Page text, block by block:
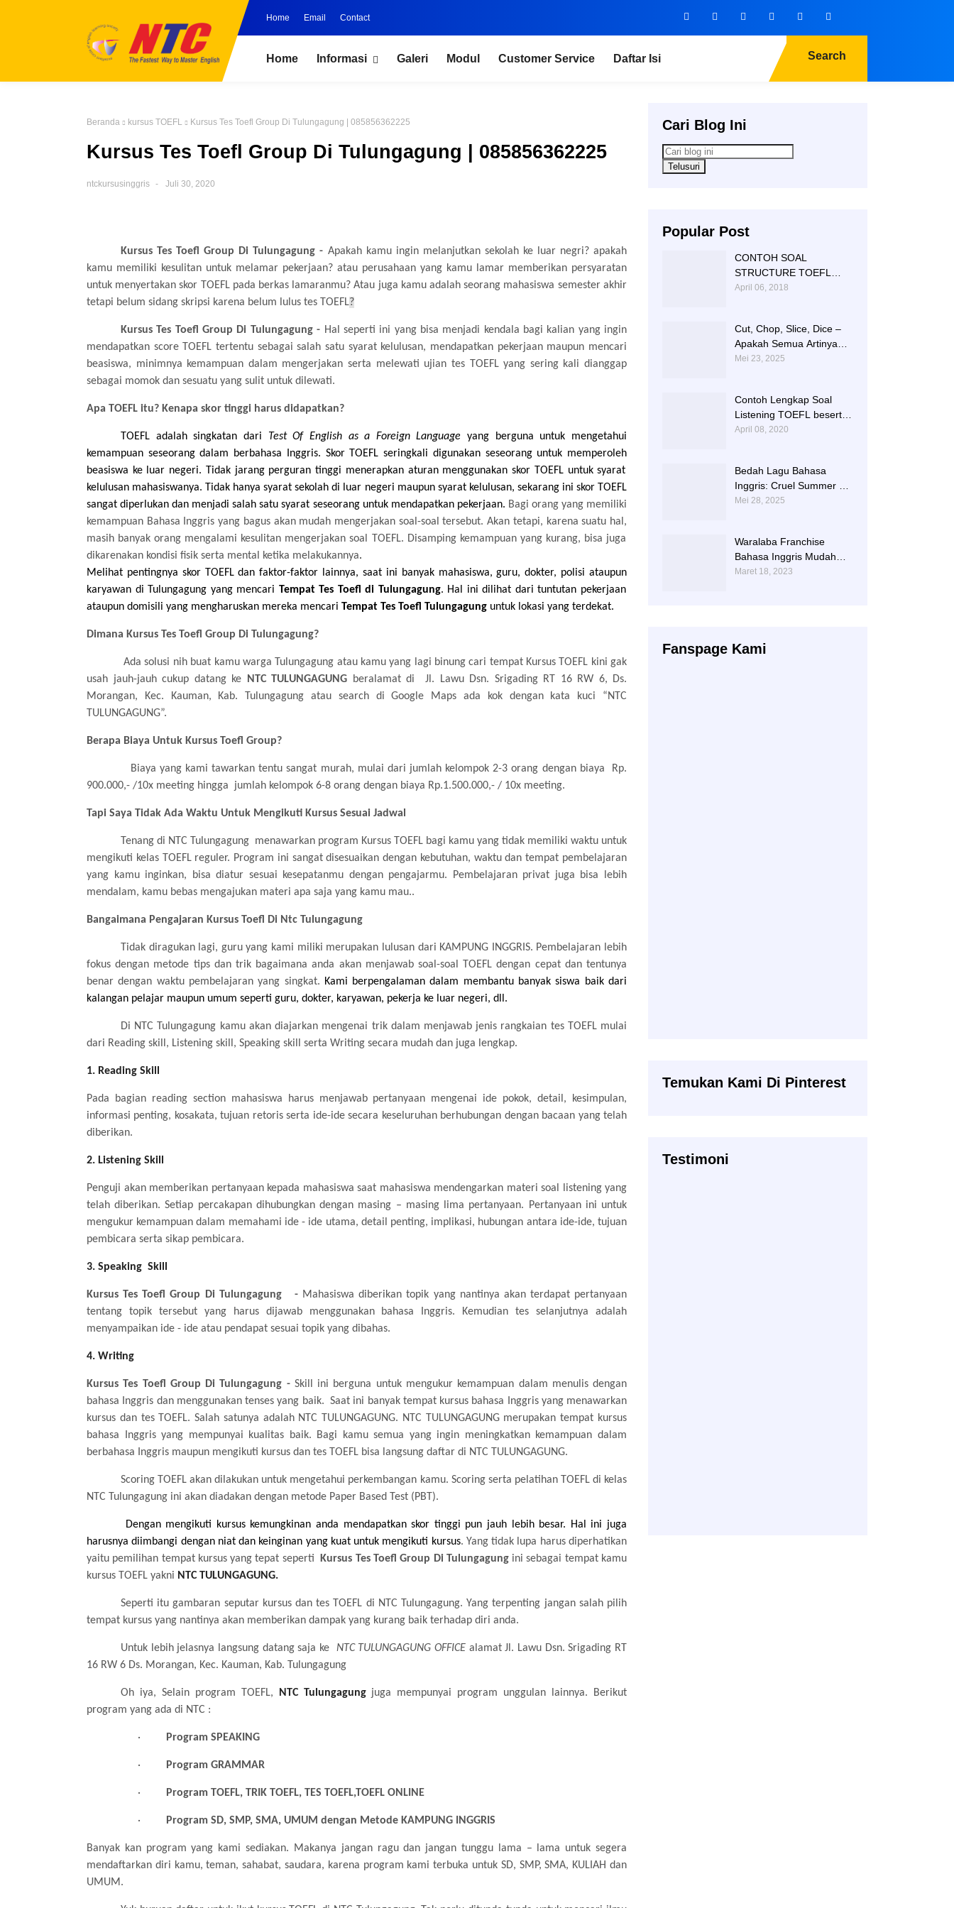
Home Email Contact
Home Informasi Galeri Modul Customer Service Daftar Isi Search
Beranda kursus TOEFL Kursus Tes Toefl Group Di Tulungagung | 085856362225
Kursus Tes Toefl Group Di Tulungagung | 085856362225
ntckursusinggris Juli 30, 2020
KursusTes Toefl Group Di Tulungagung - Apakah kamu ingin melanjutkan sekolah ke luar negri? apakah
kamu memiliki kesulitan untuk melamar pekerjaan? atau perusahaan yang kamu lamar memberikan persyaratan
untuk menyertakan skor TOEFL pada berkas lamaranmu?Atau juga kamu adalah seorang mahasiswa semester akhir
tetapi belum sidang skripsi karena belum lulus tes TOEFL?
KursusTes Toefl Group Di Tulungagung - Hal seperti ini yang bisa menjadi kendala bagi kalian yang ingin
mendapatkan score TOEFL tertentu sebagai salah satu syarat kelulusan, mendapatkan pekerjaan maupun mencari
beasiswa, minimnya kemampuan dalam mengerjakan serta melewati ujian tes TOEFL yang sering kali dianggap
sebagai momok dan sesuatu yang sulit untuk dilewati.
Apa TOEFL itu? Kenapa skor tinggi harus didapatkan?
TOEFL adalah singkatan dari Test Of English as a Foreign Language yang berguna untuk mengetahui
kemampuan seseorang dalam berbahasa Inggris. Skor TOEFL seringkali digunakan seseorang untuk memperoleh
beasiswa ke luar negeri. Tidakjarang perguran tinggi menerapkan aturan menggunakan skor TOEFL untuksyarat
kelulusan mahasiswanya. Tidak hanya syarat sekolah di luar negeri maupun syarat kelulusan, sekarangini skor TOEFL
sangat diperlukan dan menjadi salah satu syarat seseorang untuk mendapatkan pekerjaan. Bagi orang yang memiliki
kemampuan Bahasa Inggris yang bagus akan mudah mengerjakan soal-soal tersebut.Akan tetapi, karena suatu hal,
masih banyak orang mengalami kesulitan mengerjakan soal TOEFL. Disampingkemampuan yang kurang, bisa juga
dikarenakan kondisi fisik serta mental ketika melakukannya.
Melihat pentingnya skor TOEFL dan faktor-faktor lainnya, saat ini banyak mahasiswa,guru,dokter, polisiataupun
karyawan di Tulungagung yang mencari Tempat Tes Toefl di Tulungagung. Hal ini dilihat dari tuntutan pekerjaan
ataupun domisili yang mengharuskan mereka mencari Tempat Tes Toefl Tulungagung untuk lokasi yang terdekat.
Dimana Kursus Tes Toefl Group Di Tulungagung?
Ada solusi nih buat kamu warga Tulungagung atau kamu yang lagi binung cari tempat Kursus TOEFL kini gak
usah jauh-jauh cukup datang ke
NTC TULUNGAGUNG beralamat di
Jl. Lawu Dsn. Srigading RT 16 RW 6, Ds.
Morangan, Kec. Kauman, Kab. Tulungagung atau search di Google Maps ada kok dengan kata kuci “NTC
TULUNGAGUNG”.
Berapa Biaya Untuk Kursus Toefl Group?
Biaya yang kami tawarkan tentu sangat murah, mulai dari jumlah kelompok 2-3 orang dengan biaya
Rp.
900.000,- /10x meeting hingga
jumlah kelompok 6-8 orang dengan biaya Rp.1.500.000,- / 10x meeting.
Tapi Saya Tidak Ada Waktu Untuk Mengikuti Kursus Sesuai Jadwal
Tenang di NTC Tulungagung menawarkan program Kursus TOEFL bagi kamu yang tidak memiliki waktu untuk
mengikuti kelas TOEFL reguler. Program ini sangat disesuaikan dengan kebutuhan, waktu dan tempat pembelajaran
yang kamu inginkan, bisa diatur sesuai kesepatanmu dengan pengajarmu. Pembelajaran privat juga bisa lebih
mendalam, kamu bebas mengajukan materi apa saja yang kamu mau..
Bangaimana Pengajaran Kursus Toefl Di Ntc Tulungagung
Tidak diragukan lagi, guru yang kami miliki merupakan lulusan dari KAMPUNG INGGRIS. Pembelajaran lebih
fokus dengan metode tips dan trik bagaimana anda akan menjawab soal-soal TOEFL dengan cepat dan tentunya
benar dengan waktu pembelajaranyang singkat. Kami berpengalaman dalam membantu banyak siswa baik dari
kalangan pelajar maupun umum seperti guru, dokter, karyawan, pekerja ke luar negeri, dll.
Di NTC Tulungagung kamu akan diajarkan mengenai trik dalam menjawab jenis rangkaian tes TOEFL mulai
dari Reading skill, Listening skill, Speaking skill serta Writing secara mudah dan juga lengkap.
1. Reading Skill
Pada bagian reading section mahasiswa harus menjawab pertanyaan mengenai ide pokok, detail, kesimpulan,
informasi penting, kosakata, tujuan retoris serta ide-ide secara keseluruhan berhubungan dengan bacaan yang telah
diberikan.
2. Listening Skill
Penguji akan memberikan pertanyaan kepada mahasiswa saat mahasiswa mendengarkan materi soal listening yang
telah diberikan. Setiap percakapan dihubungkan dengan masing – masing lima pertanyaan. Pertanyaan ini untuk
mengukur kemampuan dalam memahami ide - ide utama, detail penting, implikasi, hubungan antara ide-ide, tujuan
pembicara serta sikap pembicara.
3. Speaking Skill
KursusTes Toefl Group Di Tulungagung - Mahasiswa diberikan topik yang nantinya akan terdapat pertanyaan
tentang topik tersebut yang harus dijawab menggunakan bahasa Inggris. Kemudian tes selanjutnya adalah
menyampaikan ide - ide atau pendapat sesuai topik yang dibahas.
4. Writing
KursusTes Toefl Group Di Tulungagung - Skill ini berguna untuk mengukur kemampuan dalam menulis dengan
bahasa Inggris dan menggunakan tenses yang baik. Saat ini banyak tempat kursus bahasa Inggris yang menawarkan
kursus dan tes TOEFL. Salah satunya adalah NTC TULUNGAGUNG. NTC TULUNGAGUNG merupakan tempat kursus
bahasa Inggris yang mempunyai kualitas baik. Bagi kamu semua yang ingin meningkatkan kemampuan dalam
berbahasa Inggris maupun mengikuti kursus dan tes TOEFL bisa langsung daftar di NTC TULUNGAGUNG.
Scoring TOEFL akan dilakukan untuk mengetahui perkembangan kamu. Scoring serta pelatihan TOEFL di kelas
NTC Tulungagung ini akan diadakan dengan metode Paper Based Test (PBT).
Dengan mengikuti kursus kemungkinan anda mendapatkan skor tinggi pun jauh lebih besar. Hal ini juga
harusnya diimbangi dengan niat dan keinginan yang kuat untuk mengikuti kursus. Yang tidak lupa harus diperhatikan
yaitu pemilihan tempat kursus yang tepat seperti
Kursus Tes Toefl Group Di Tulungagung ini sebagai tempat kamu
kursus TOEFL yakni NTC TULUNGAGUNG.
Seperti itu gambaran seputar kursus dan tes TOEFL di NTC Tulungagung. Yang terpenting jangan salah pilih
tempat kursus yang nantinya akan memberikan dampak yang kurang baik terhadap diri anda.
Untuk lebih jelasnya langsung datang saja ke NTC TULUNGAGUNG OFFICE alamat Jl. Lawu Dsn. Srigading RT
16 RW 6 Ds. Morangan, Kec. Kauman, Kab. Tulungagung
Oh iya, Selain program TOEFL, NTC Tulungagungjuga mempunyai program unggulan lainnya. Berikut
program yang ada di NTC :
· Program SPEAKING
· Program GRAMMAR
· Program TOEFL, TRIK TOEFL, TES TOEFL,TOEFL ONLINE
· Program SD, SMP, SMA, UMUM dengan Metode KAMPUNG INGGRIS
Banyak kan program yang kami sediakan. Makanya jangan ragu dan jangan tunggu lama – lama untuk segera
mendaftarkan diri kamu, teman, sahabat, saudara, karena program kami terbuka untuk SD, SMP, SMA, KULIAH dan
UMUM.
Cari Blog Ini
Popular Post
CONTOH SOAL
STRUCTURE TOEFL
NTC KAMPUNG INGGRIS
April 06, 2018
Cut, Chop, Slice, Dice –
Apakah Semua Artinya
“Memotong”? | 0813-
Mei 23, 2025
Contoh Lengkap Soal
Listening TOEFL beserta
Audionya | 085856362225
April 08, 2020
Bedah Lagu Bahasa
Inggris: Cruel Summer –
Taylor Swift | 0813-2597-
Mei 28, 2025
Waralaba Franchise
Bahasa Inggris Mudah
dan Aman | 085 856 362
Maret 18, 2023
Fanspage Kami
Temukan Kami Di Pinterest
Testimoni